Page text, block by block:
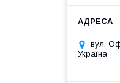
вул.
Україна